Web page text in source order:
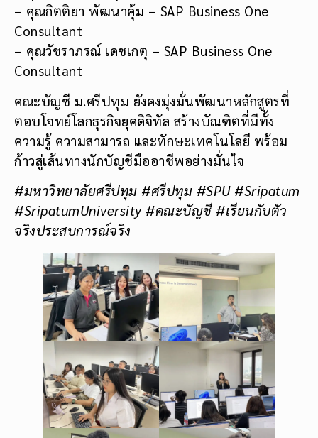
– คุณกิตติยา พัฒนาคุ้ม – SAP Business One
Consultant
– คุณวัชราภรณ์ เดชเกตุ – SAP Business One
Consultant
คณะบัญชี ม.ศรีปทุม ยังคงมุ่งมั่นพัฒนาหลักสูตรที่
ตอบโจทย์โลกธุรกิจยุคดิจิทัล สร้างบัณฑิตที่มีทั้ง
ความรู้ ความสามารถ และทักษะเทคโนโลยี พร้อม
ก้าวสู่เส้นทางนักบัญชีมืออาชีพอย่างมั่นใจ
#มหาวิทยาลัยศรีปทุม #ศรีปทุม #SPU #Sripatum
#SripatumUniversity #คณะบัญชี #เรียนกับตัว
จริงประสบการณ์จริง